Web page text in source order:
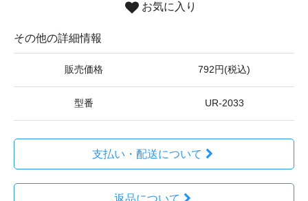
お気に入り
その他の詳細情報
販売価格 792円(税込)
型番 UR-2033
支払い・配送について
返品について